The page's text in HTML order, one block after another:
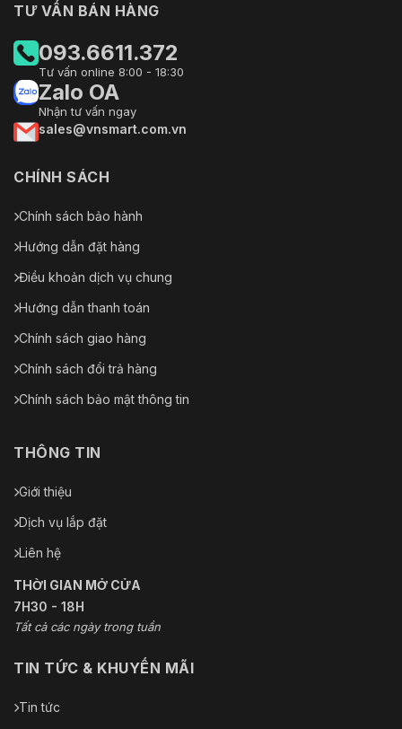
TƯ VẤN BÁN HÀNG
093.6611.372
Tư vấn online 8:00 - 18:30
Zalo OA
Nhận tư vấn ngay
sales@vnsmart.com.vn
CHÍNH SÁCH
Chính sách bảo hành
Hướng dẫn đặt hàng
Điều khoản dịch vụ chung
Hướng dẫn thanh toán
Chính sách giao hàng
Chính sách đổi trả hàng
Chính sách bảo mật thông tin
THÔNG TIN
Giới thiệu
Dịch vụ lắp đặt
Liên hệ
THỜI GIAN MỞ CỬA
7H30 - 18H
Tất cả các ngày trong tuần
TIN TỨC & KHUYẾN MÃI
Tin tức